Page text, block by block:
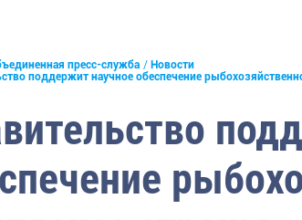
пресс-служба
Новости
поддержит научное обеспечение